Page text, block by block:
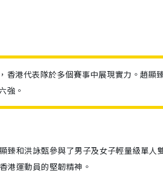
香港代表隊於多個賽事中展現實力。趙顯
強。
臻和洪詠甄參與了男子及女子輕量級單
港運動員的堅韌精神。